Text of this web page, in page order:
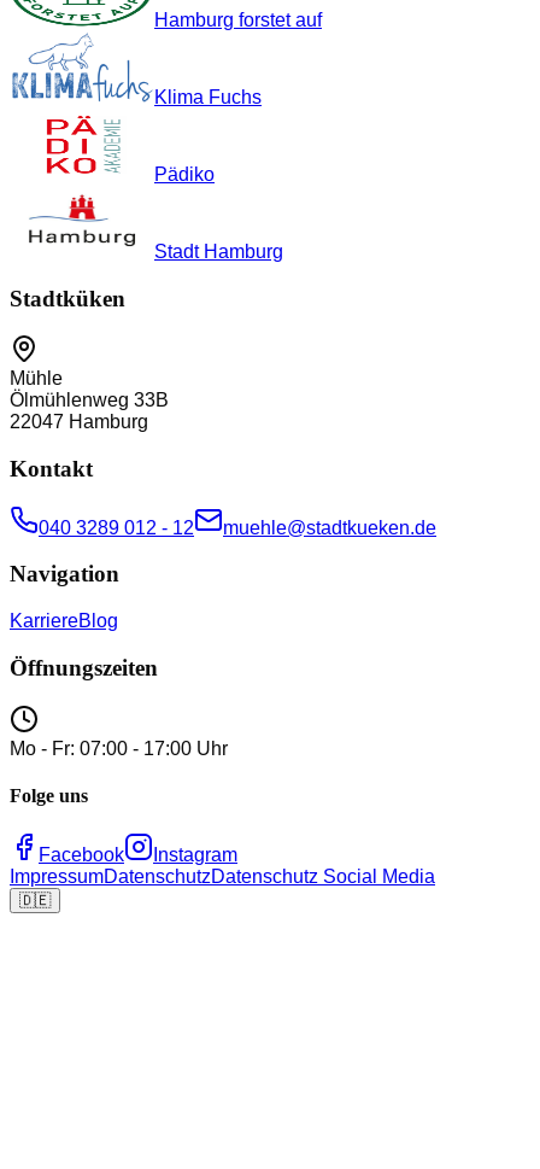
Hamburg forstet auf
Klima Fuchs
Pädiko
Stadt Hamburg
Stadtküken
Mühle
Ölmühlenweg 33B
22047 Hamburg
Kontakt
040 3289 012 - 12 muehle@stadtkueken.de
Navigation
KarriereBlog
Öffnungszeiten
Mo - Fr: 07:00 - 17:00 Uhr
Folge uns
Facebook
Instagram
ImpressumDatenschutzDatenschutz Social Media
🇩🇪